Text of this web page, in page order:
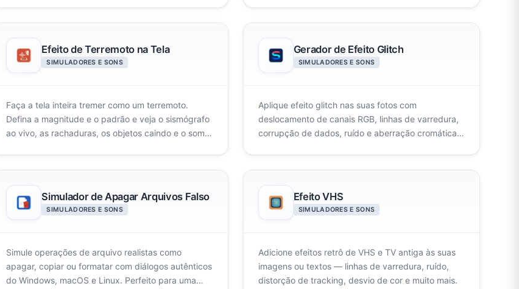
Efeito de Terremoto na Tela
SIMULADORES E SONS
Faça a tela inteira tremer como um terremoto.
Defina a magnitude e o padrão e veja o sismógrafo
ao vivo, as rachaduras, os objetos caindo e o som
Gerador de Efeito Glitch
SIMULADORES E SONS
Aplique efeito glitch nas suas fotos com
deslocamento de canais RGB, linhas de varredura,
corrupção de dados, ruído e aberração cromática.
Simulador de Apagar Arquivos Falso
SIMULADORES E SONS
Simule operações de arquivo realistas como
apagar, copiar ou formatar com diálogos autênticos
do Windows, macOS e Linux. Perfeito para uma
Efeito VHS
SIMULADORES E SONS
Adicione efeitos retrô de VHS e TV antiga às suas
imagens ou textos — linhas de varredura, ruído,
distorção de tracking, desvio de cor e muito mais.